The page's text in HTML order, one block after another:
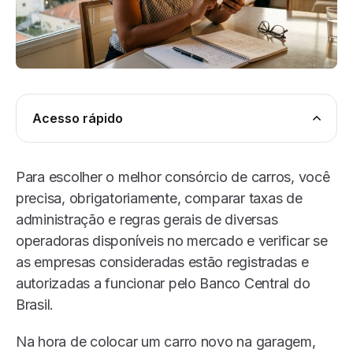
Acesso rápido
Para escolher o melhor consórcio de carros, você
precisa, obrigatoriamente, comparar taxas de
administração e regras gerais de diversas
operadoras disponíveis no mercado e verificar se
as empresas consideradas estão registradas e
autorizadas a funcionar pelo Banco Central do
Brasil.
Na hora de colocar um carro novo na garagem,